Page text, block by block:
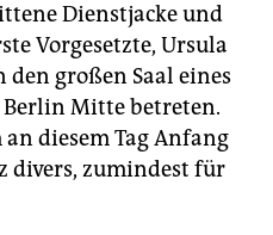
Dienstjacke und
Vorgesetzte, Ursula
den großen Saal eines
Mitte betreten.
diesem Tag Anfang
divers, zumindest für